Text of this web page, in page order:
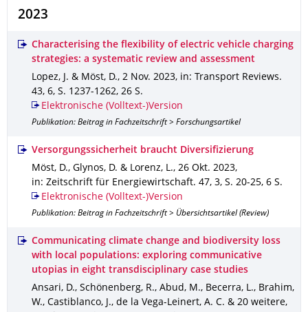
2023
Characterising the flexibility of electric vehicle charging
strategies: a systematic review and assessment
Lopez, J. & Möst, D., 2 Nov. 2023, in: Transport Reviews.
43, 6, S. 1237-1262, 26 S.
Elektronische (Volltext-)Version
Publikation: Beitrag in Fachzeitschrift > Forschungsartikel
Versorgungssicherheit braucht Diversifizierung
Möst, D., Glynos, D. & Lorenz, L., 26 Okt. 2023,
in: Zeitschrift für Energiewirtschaft. 47, 3, S. 20-25, 6 S.
Elektronische (Volltext-)Version
Publikation: Beitrag in Fachzeitschrift > Übersichtsartikel (Review)
Communicating climate change and biodiversity loss
with local populations: exploring communicative
utopias in eight transdisciplinary case studies
Ansari, D., Schönenberg, R., Abud, M., Becerra, L., Brahim,
W., Castiblanco, J., de la Vega-Leinert, A. C. & 20 weitere,